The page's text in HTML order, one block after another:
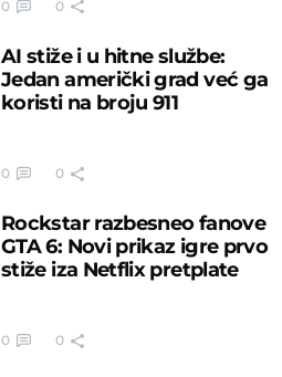
0 0
AI stiže i u hitne službe:
Jedan američki grad već ga
koristi na broju 911
0 0
Rockstar razbesneo fanove
GTA 6: Novi prikaz igre prvo
stiže iza Netflix pretplate
0 0